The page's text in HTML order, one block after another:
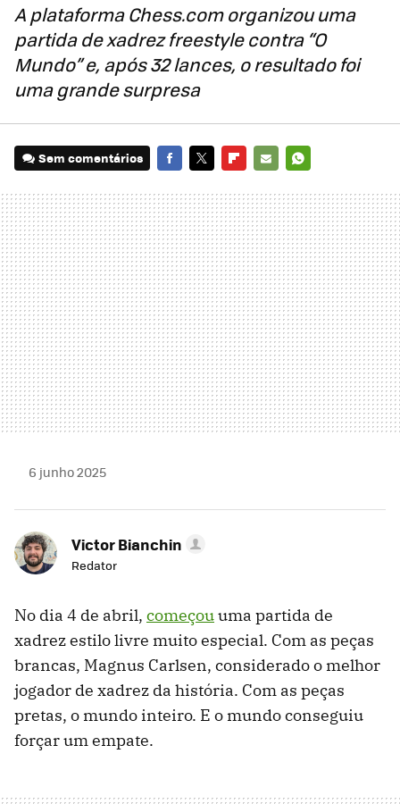
A plataforma Chess.com organizou uma
partida de xadrez freestyle contra “O
Mundo” e, após 32 lances, o resultado foi
uma grande surpresa
Sem comentários
MAIL
6 junho 2025
Victor Bianchin
Redator
No dia 4 de abril, começouuma partida de
xadrez estilo livre muito especial. Com as peças
brancas, Magnus Carlsen, considerado o melhor
jogador de xadrez da história. Com as peças
pretas, o mundo inteiro. E o mundo conseguiu
forçar um empate.